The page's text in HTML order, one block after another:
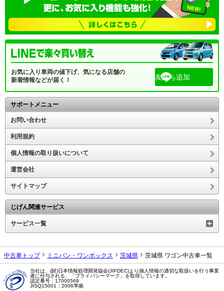
お気に入り車両の値下げ、気になる店舗の
新着情報などが届く！
友だち追加
サポートメニュー
お問い合わせ
利用規約
個人情報の取り扱いについて
運営会社
サイトマップ
じげん関連サービス
サービス一覧
中古車トップ ミニバン・ワンボックス 茨城県 茨城県 ワゴン中古車一覧
当社は、(財)日本情報処理開発協会(JIPDEC)より個人情報の適切な取扱いを行う事業
者に付与される、「プライバシーマーク」を取得しています。
認定番号：17000569
JISQ15001：2006準拠